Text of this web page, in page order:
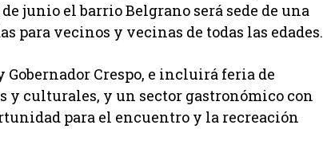
junio el barrio Belgrano será sede de una
para vecinos y vecinas de todas las edades.
Crespo, e incluirá feria de
y culturales, y un sector gastronómico con
para el encuentro y la recreación